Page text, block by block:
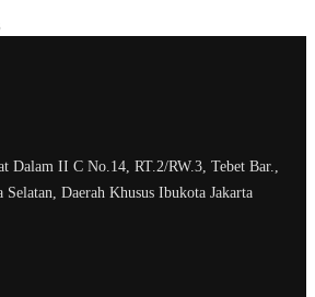
Dalam II C No.14, RT.2/RW.3, Tebet Bar.,
Selatan, Daerah Khusus Ibukota Jakarta